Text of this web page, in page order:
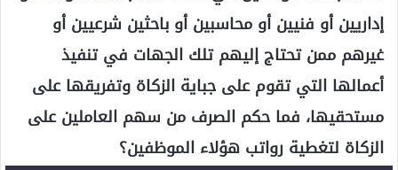
إداريين أو فنيين أو محاسبين أو باحثين شرعيين أو
غيرهم ممن تحتاج إليهم تلك الجهات في تنفيذ
أعمالها التي تقوم على جباية الزكاة وتفريقها على
مستحقيها، فما حكم الصرف من سهم العاملين على
الزكاة لتغطية رواتب هؤلاء الموظفين؟